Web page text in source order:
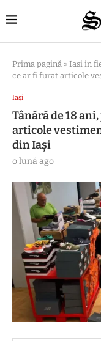
Prima pagină » Iasi in
ce ar fi furat articole
Iași
Tânără de 18
articole
din Iași
o lună ago